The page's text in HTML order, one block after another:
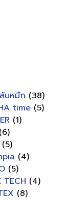
บหมึก (38)
time (5)
(1)
(6)
(5)
(4)
(5)
TECH (4)
(8)